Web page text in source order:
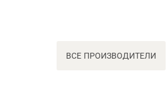
ВСЕ ПРОИЗВОДИТЕЛИ